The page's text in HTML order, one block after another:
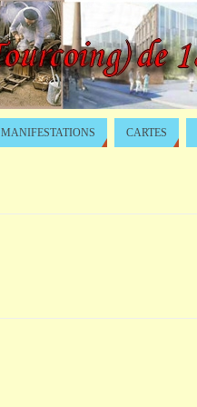
MANIFESTATIONS CARTES